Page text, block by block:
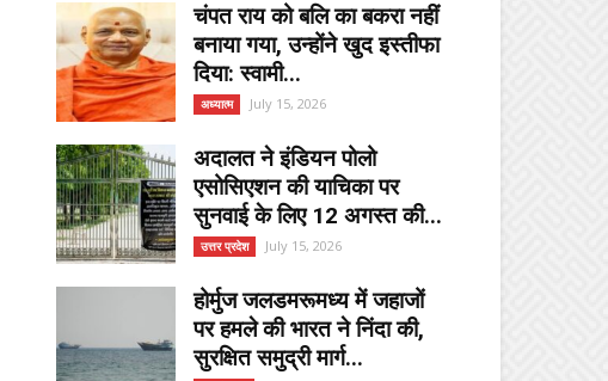
चंपत राय को बलि का बकरा नहीं
बनाया गया, उन्होंने खुद इस्तीफा
दिया: स्वामी...
अध्यात्म July 15, 2026
अदालत ने इंडियन पोलो
एसोसिएशन की याचिका पर
सुनवाई के लिए 12 अगस्त की...
उत्तर प्रदेश July 15, 2026
होर्मुज जलडमरूमध्य में जहाजों
पर हमले की भारत ने निंदा की,
सुरक्षित समुद्री मार्ग...